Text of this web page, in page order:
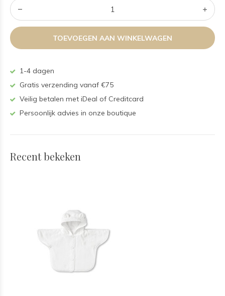
TOEVOEGEN AAN WINKELWAGEN
1-4 dagen
Gratis verzending vanaf €75
Veilig betalen met iDeal of Creditcard
Persoonlijk advies in onze boutique
Recent bekeken